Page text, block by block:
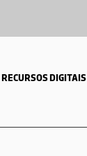
RECURSOS DIGITAIS